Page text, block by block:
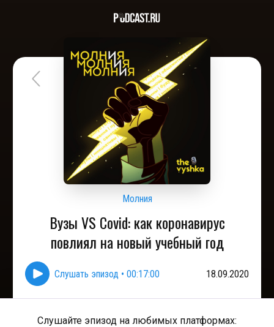
Молния
Вузы VS Covid: как коронавирус
повлиял на новый учебный год
Слушать эпизод • 00:17:00 18.09.2020
Слушайте эпизод на любимых платформах: